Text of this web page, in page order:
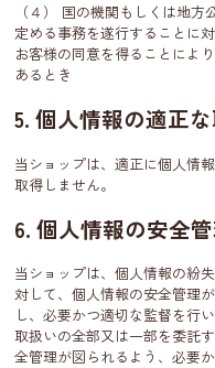
（４） 国の機関もしくは地
定める事務を遂行することに
お客様の同意を得ることによ
あるとき
5. 個人情報の適正
当ショップは、適正に個人情
取得しません。
6. 個人情報の安全
当ショップは、個人情報の紛
対して、個人情報の安全管理
し、必要かつ適切な監督を行
取扱いの全部又は一部を委託
全管理が図られるよう、必要